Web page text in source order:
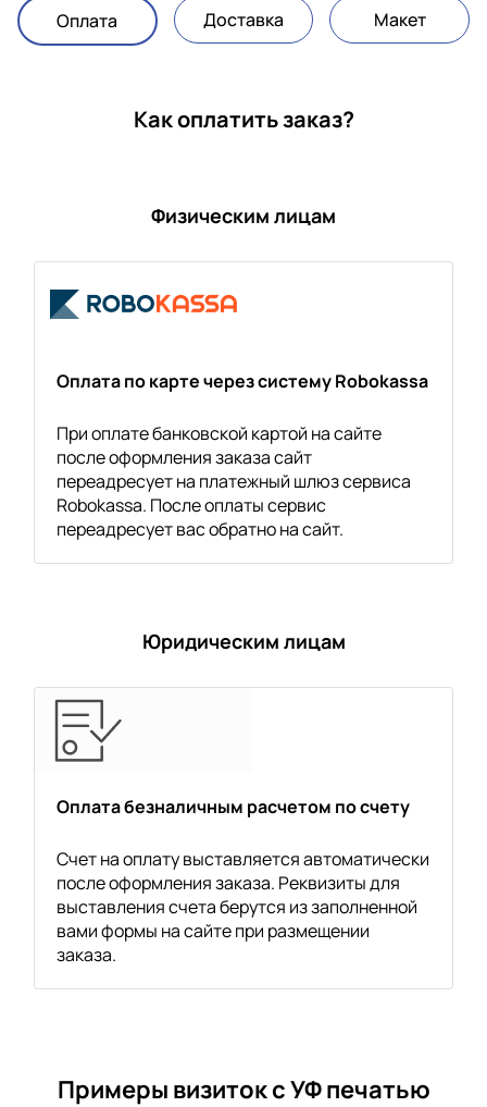
Оплата Доставка Макет
Как оплатить заказ?
Физическим лицам
Оплата по карте через систему Robokassa
При оплате банковской картой на сайте
после оформления заказа сайт
переадресует на платежный шлюз сервиса
Robokassa. После оплаты сервис
переадресует вас обратно на сайт.
Юридическим лицам
Оплата безналичным расчетом по счету
Счет на оплату выставляется автоматически
после оформления заказа. Реквизиты для
выставления счета берутся из заполненной
вами формы на сайте при размещении
заказа.
Примеры визиток с УФ печатью